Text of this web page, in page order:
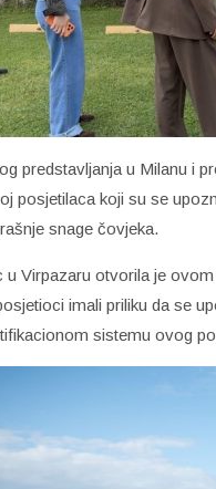
predstavljanja u Milanu i
posjetilaca koji su se
snage čovjeka.
u Virpazaru otvorila je
imali priliku da se
sistemu ovog